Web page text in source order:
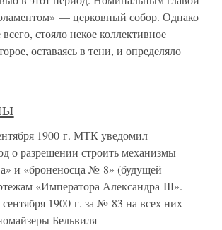
— церковный собор. Однако
стояло некое коллективное
оставаясь в тени, и определяло
1900 г. МТК уведомил
о разрешении строить механизмы
и «броненосца № 8» (будущей
«Императора Александра III».
1900 г. за № 83 на всех них
Бельвиля